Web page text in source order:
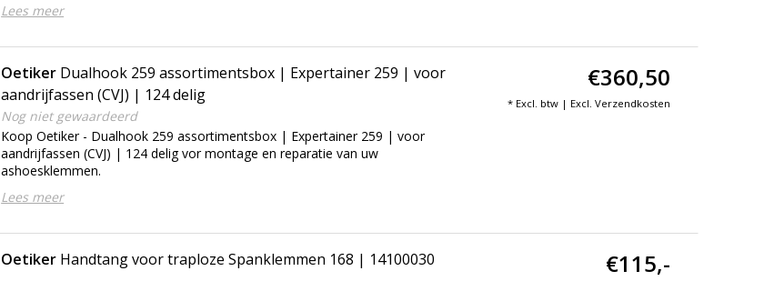
Lees meer
Oetiker Dualhook 259 assortimentsbox | Expertainer 259 | voor
aandrijfassen (CVJ) | 124 delig
Nog niet gewaardeerd
Koop Oetiker - Dualhook 259 assortimentsbox | Expertainer 259 | voor
aandrijfassen (CVJ) | 124 delig vor montage en reparatie van uw
ashoesklemmen.
Lees meer
€360,50
* Excl. btw | Excl. Verzendkosten
Oetiker Handtang voor traploze Spanklemmen 168 | 14100030 €115,-